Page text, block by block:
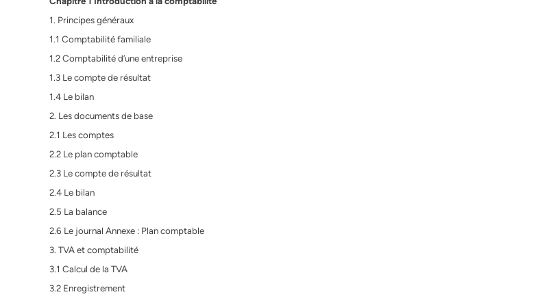
1. Principes généraux
1.1 Comptabilité familiale
1.2 Comptabilité d’une entreprise
1.3 Le compte de résultat
1.4 Le bilan
2. Les documents de base
2.1 Les comptes
2.2 Le plan comptable
2.3 Le compte de résultat
2.4 Le bilan
2.5 La balance
2.6 Le journal Annexe : Plan comptable
3. TVA et comptabilité
3.1 Calcul de la TVA
3.2 Enregistrement